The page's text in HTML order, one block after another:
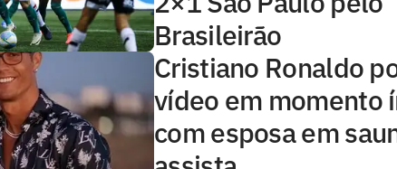
Brasileirão
Cristiano Ronaldo
vídeo em momento
com esposa em